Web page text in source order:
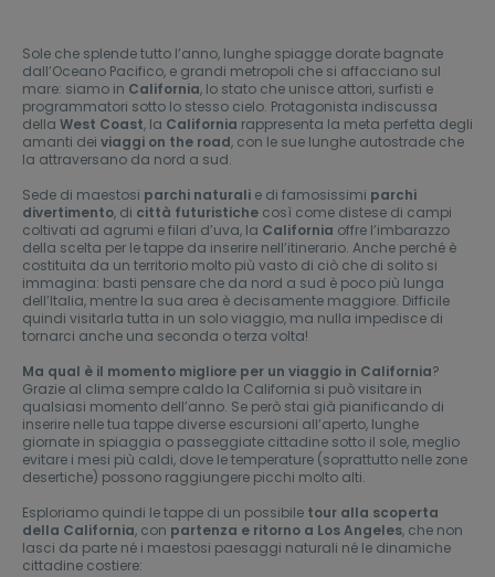
Sole che splende tutto l’anno, lunghe spiagge dorate bagnate
dall’Oceano Pacifico, e grandi metropoli che si affacciano sul
mare: siamo in California, lo stato che unisce attori, surfisti e
programmatori sotto lo stesso cielo. Protagonista indiscussa
della West Coast, la California rappresenta la meta perfetta degli
amanti dei viaggi on the road, con le sue lunghe autostrade che
la attraversano da nord a sud.
Sede di maestosi parchi naturali e di famosissimi parchi
divertimento, di città futuristiche così come distese di campi
coltivati ad agrumi e filari d’uva, la California offre l’imbarazzo
della scelta per le tappe da inserire nell’itinerario. Anche perché è
costituita da un territorio molto più vasto di ciò che di solito si
immagina: basti pensare che da nord a sud è poco più lunga
dell’Italia, mentre la sua area è decisamente maggiore. Difficile
quindi visitarla tutta in un solo viaggio, ma nulla impedisce di
tornarci anche una seconda o terza volta!
Ma qual è il momento migliore per un viaggio in California?
Grazie al clima sempre caldo la California si può visitare in
qualsiasi momento dell’anno. Se però stai già pianificando di
inserire nelle tua tappe diverse escursioni all’aperto, lunghe
giornate in spiaggia o passeggiate cittadine sotto il sole, meglio
evitare i mesi più caldi, dove le temperature (soprattutto nelle zone
desertiche) possono raggiungere picchi molto alti.
Esploriamo quindi le tappe di un possibile tour alla scoperta
della California, con partenza e ritorno a Los Angeles, che non
lasci da parte né i maestosi paesaggi naturali né le dinamiche
cittadine costiere: